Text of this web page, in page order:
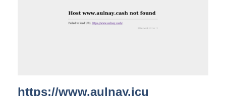
https://www.aulnay.icu